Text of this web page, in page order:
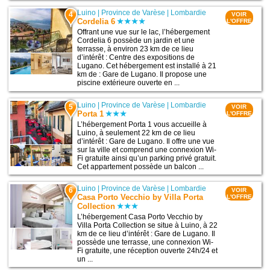
4 Luino Province de Varèse Lombardie
Cordelia 6
Offrant une vue sur le lac, l’hébergement
Cordelia 6 possède un jardin et une
terrasse, à environ 23 km de ce lieu
d’intérêt : Centre des expositions de
Lugano. Cet hébergement est installé à 21
km de : Gare de Lugano. Il propose une
piscine extérieure ouverte en ...
VOIR
L'OFFRE
5 Luino | Province de Varèse | Lombardie
Porta 1
L’hébergement Porta 1 vous accueille à
Luino, à seulement 22 km de ce lieu
d’intérêt : Gare de Lugano. Il offre une vue
sur la ville et comprend une connexion Wi-
Fi gratuite ainsi qu’un parking privé gratuit.
Cet appartement possède un balcon ...
VOIR
L'OFFRE
6 Luino | Province de Varèse | Lombardie
Casa Porto Vecchio by Villa Porta
Collection
L’hébergement Casa Porto Vecchio by
Villa Porta Collection se situe à Luino, à 22
km de ce lieu d’intérêt : Gare de Lugano. Il
possède une terrasse, une connexion Wi-
Fi gratuite, une réception ouverte 24h/24 et
un ...
VOIR
L'OFFRE